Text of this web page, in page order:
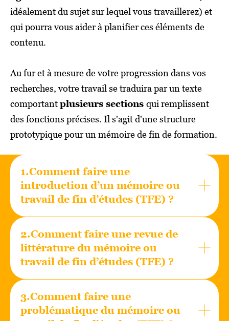
idéalement du sujet sur lequel vous travaillerez) et
qui pourra vous aider à planifier ces éléments de
contenu.
Au fur et à mesure de votre progression dans vos
recherches, votre travail se traduira par un texte
comportantplusieurs sections qui remplissent
des fonctions précises. Il s'agit d'une structure
prototypique pour un mémoire de fin de formation.
1.Comment faire une
introduction d’un mémoire ou
travail de fin d’études (TFE) ?
2.Comment faire une revue de
littérature du mémoire ou
travail de fin d’études (TFE) ?
3.Comment faire une
problématique du mémoire ou